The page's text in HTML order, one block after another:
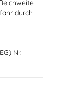
durch
Nr.